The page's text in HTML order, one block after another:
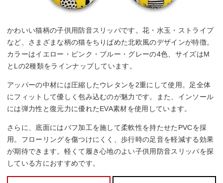
かわいい猫柄の子供用防音スリッパです。花・水玉・ストライプ
など、さまざまな柄の猫をちりばめた北欧風のデザインが特徴。
カラーはイエロー・ピンク・ブルー・グレーの4色、サイズはM
とLの2種類をラインナップしています。
アッパーの中材には圧縮したウレタンを2重にして使用。足全体
にフィットして優しく包み込むのが魅力です。また、インソール
には弾力性と復元力に優れたEVA素材を使用しています。
さらに、底面にはバフ加工を施して柔軟性を持たせたPVCを採
用。フローリングを傷つけにくく、歩行時の足音を軽減する効果
が期待できます。軽くて履き心地のよい子供用防音スリッパを探
している方におすすめです。